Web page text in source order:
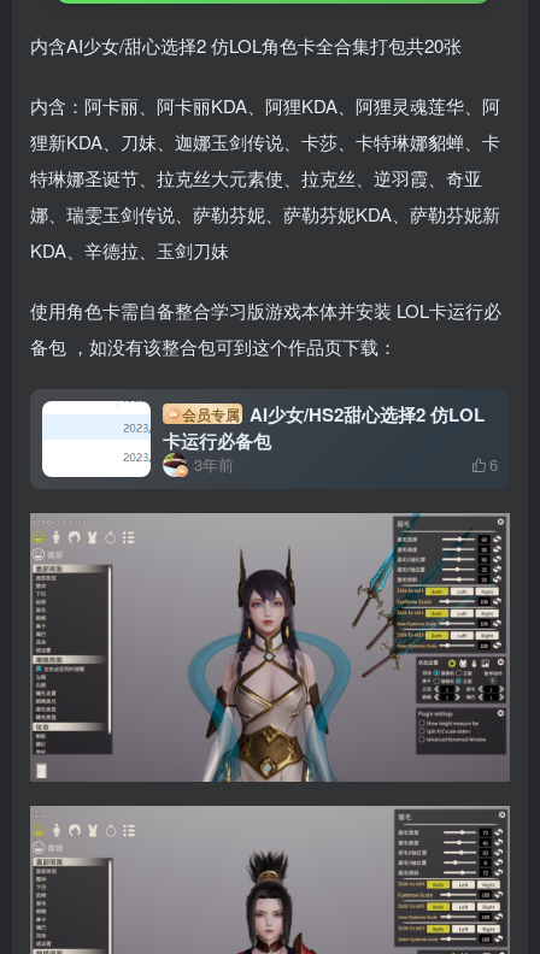
内含AI少女/甜心选择2 仿LOL角色卡全合集打包共20张
内含：阿卡丽、阿卡丽KDA、阿狸KDA、阿狸灵魂莲华、阿
狸新KDA、刀妹、迦娜玉剑传说、卡莎、卡特琳娜貂蝉、卡
特琳娜圣诞节、拉克丝大元素使、拉克丝、逆羽霞、奇亚
娜、瑞雯玉剑传说、萨勒芬妮、萨勒芬妮KDA、萨勒芬妮新
KDA、辛德拉、玉剑刀妹
使用角色卡需自备整合学习版游戏本体并安装 LOL卡运行必
备包 ，如没有该整合包可到这个作品页下载：
会员专属 AI少女/HS2甜心选择2 仿LOL
卡运行必备包
3年前 6